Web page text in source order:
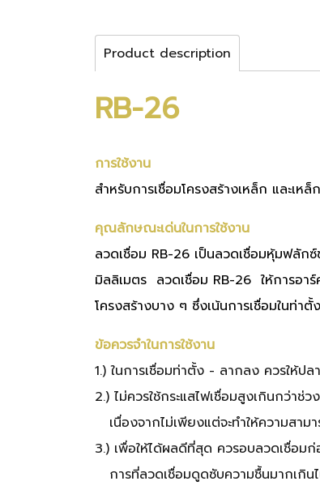
Product description
RB-26
การใช้งาน
สำหรับการเชื่อมโครงสร้างเหล็ก และเ
คุณลักษณะเด่นในการใช้งาน
ลวดเชื่อม RB-26 เป็นลวดเชื่อมหุ้มฟลัก
มิลลิเมตร ลวดเชื่อม RB-26 ให้การอาร์
โครงสร้างบาง ๆ ซึ่งเน้นการเชื่อมในท่า
ข้อควรจำในการใช้งาน
1.) ในการเชื่อมท่าตั้ง - ลากลง ควรให้
2.) ไม่ควรใช้กระแสไฟเชื่อมสูงเกินกว่า
เนื่องจากไม่เพียงแต่จะทำให้ความสา
3.) เพื่อให้ได้ผลดีที่สุด ควรอบลวดเชื่อ
การที่ลวดเชื่อมดูดซับความชื้นมากเกิน